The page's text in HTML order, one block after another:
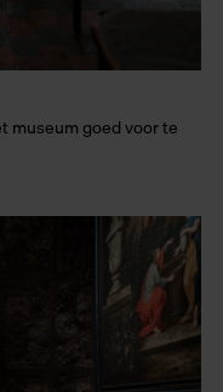
museum goed voor te